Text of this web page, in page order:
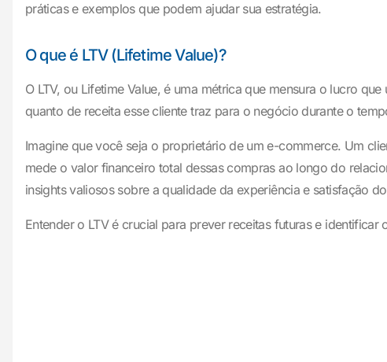
práticas e exemplos que podem ajudar sua estratégia.
O que é LTV (Lifetime Value)?
O LTV, ou Lifetime Value, é uma métrica que mensura o lucro
quanto de receita esse cliente traz para o negócio durante o
Imagine que você seja o proprietário de um e-commerce. Um
mede o valor financeiro total dessas compras ao longo do
insights valiosos sobre a qualidade da experiência e satisfação
Entender o LTV é crucial para prever receitas futuras e